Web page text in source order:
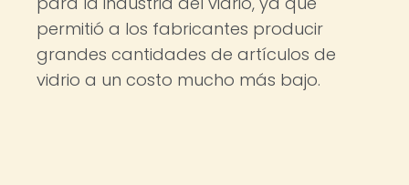
permitió a los fabricantes producir
grandes cantidades de artículos de
vidrio a un costo mucho más bajo.